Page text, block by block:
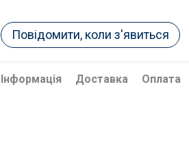
Повідомити, коли з'явиться
Інформація Доставка Оплата